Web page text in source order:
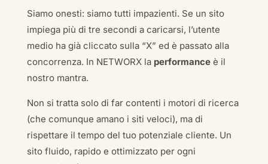
Siamo onesti: siamo tutti impazienti. Se un sito
impiega più di tre secondi a caricarsi, l’utente
medio ha già cliccato sulla “X” ed è passato alla
concorrenza. In NETWORX la performanceè il
nostro mantra.
Non si tratta solo di far contenti i motori di ricerca
(che comunque amano i siti veloci), ma di
rispettare il tempo del tuo potenziale cliente. Un
sito fluido, rapido e ottimizzato per ogni